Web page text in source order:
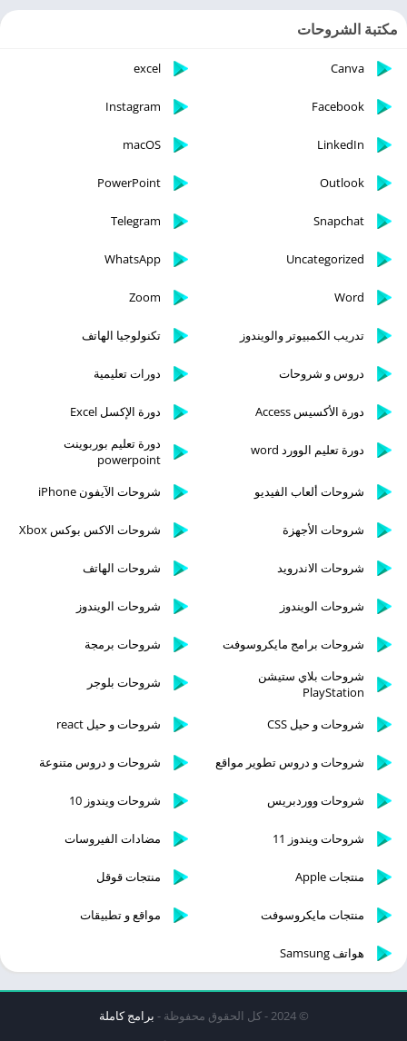
مكتبة الشروحات
Canva
excel
Facebook
Instagram
LinkedIn
macOS
Outlook
PowerPoint
Snapchat
Telegram
Uncategorized
WhatsApp
Word
Zoom
تدريب الكمبيوتر والويندوز تكنولوجيا الهاتف
دروس و شروحات دورات تعليمية
دورة الأكسيس Access دورة الإكسل Excel
دورة تعليم الوورد word
دورة تعليم بوربوينت
powerpoint
شروحات ألعاب الفيديو
شروحات الآيفون iPhone
شروحات الأجهزة شروحات الاكس بوكس Xbox
شروحات الاندرويد شروحات الهاتف
شروحات الويندوز شروحات الويندوز
شروحات برامج مايكروسوفت
شروحات برمجة
شروحات بلاي ستيشن
PlayStation
شروحات بلوجر
شروحات و حيل CSS شروحات و حيل react
شروحات و دروس تطوير مواقع شروحات و دروس متنوعة
شروحات ووردبريس شروحات ويندوز 10
شروحات ويندوز 11 مضادات الفيروسات
منتجات Apple منتجات قوقل
منتجات مايكروسوفت مواقع و تطبيقات
هواتف Samsung
© 2024 - كل الحقوق محفوظة - برامج كاملة